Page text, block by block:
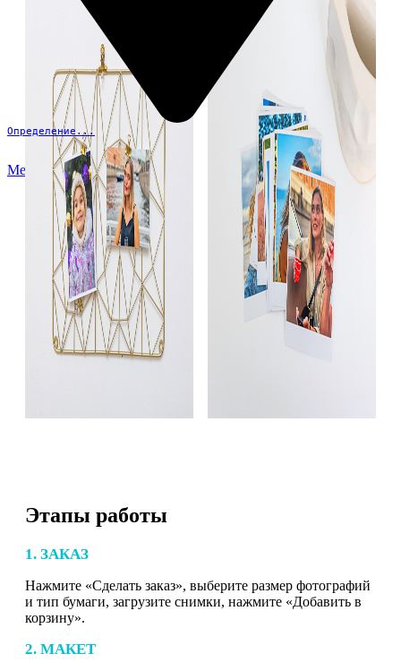
Определение...
Меню
Этапы работы
1. ЗАКАЗ
Нажмите «Сделать заказ», выберите размер фотографий
и тип бумаги, загрузите снимки, нажмите «Добавить в
корзину».
2. МАКЕТ